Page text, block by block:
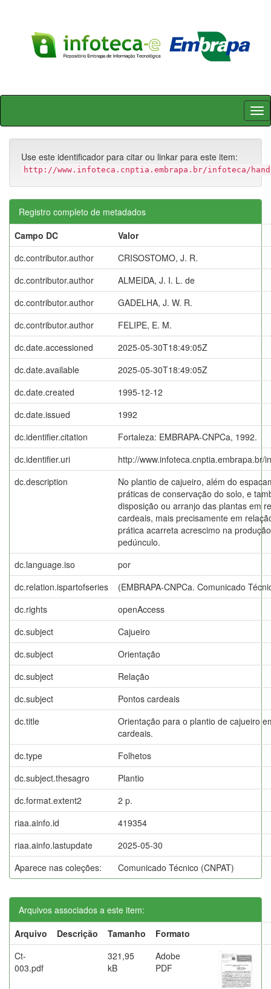
Skip
Use este identificador para citar ou linkar para este item:
http://www.infoteca.cnptia.embrapa.br/infoteca/
Registro completo de metadados
Campo DC
Valor
dc.contributor.author
CRISOSTOMO, J. R.
dc.contributor.author
ALMEIDA, J. I. L. de
dc.contributor.author
GADELHA, J. W. R.
dc.contributor.author
FELIPE, E. M.
dc.date.accessioned
2025-05-30T18:49:05Z
dc.date.available
2025-05-30T18:49:05Z
dc.date.created
1995-12-12
dc.date.issued
1992
dc.identifier.citation
Fortaleza: EMBRAPA-CNPCa, 1992.
dc.identifier.uri
http://www.infoteca.cnptia.embrapa.br/
dc.description
No plantio de cajueiro, além do
práticas de conservação do solo, e
disposição ou arranjo das plantas em
cardeais, mais precisamente em
prática acarreta acrescimo na
pedúnculo.
dc.language.iso
por
dc.relation.ispartofseries
(EMBRAPA-CNPCa. Comunicado
dc.rights
openAccess
dc.subject
Cajueiro
dc.subject
Orientação
dc.subject
Relação
dc.subject
Pontos cardeais
dc.title
Orientação para o plantio de cajueiro
cardeais.
dc.type
Folhetos
dc.subject.thesagro
Plantio
dc.format.extent2
2 p.
riaa.ainfo.id
419354
riaa.ainfo.lastupdate
2025-05-30
Aparece nas coleções:
Comunicado Técnico (CNPAT)
Arquivos associados a este item:
Arquivo
Descrição Tamanho
Formato
Ct-
003.pdf
321,95
kB
Adobe
PDF